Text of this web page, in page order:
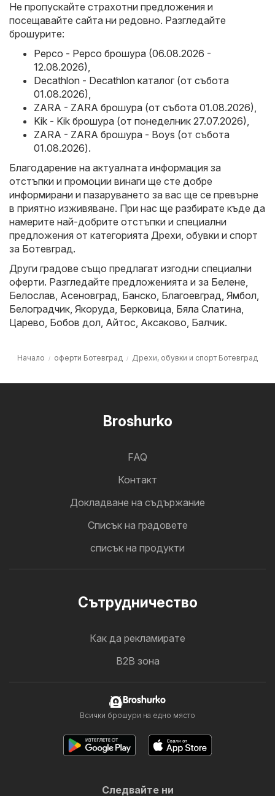
Не пропускайте страхотни предложения и
посещавайте сайта ни редовно. Разгледайте
брошурите:
Pepco - Pepco брошура (06.08.2026 -
12.08.2026),
Decathlon - Decathlon каталог (от събота
01.08.2026),
ZARA - ZARA брошура (от събота 01.08.2026),
Kik - Kik брошура (от понеделник 27.07.2026),
ZARA - ZARA брошура - Boys (от събота
01.08.2026).
Благодарение на актуалната информация за
отстъпки и промоции винаги ще сте добре
информирани и пазаруването за вас ще се превърне
в приятно изживяване. При нас ще разбирате къде да
намерите най-добрите отстъпки и специални
предложения от категорията Дрехи, обувки и спорт
за Ботевград.
Други градове също предлагат изгодни специални
оферти. Разгледайте предложенията и за Белене,
Белослав, Асеновград, Банско, Благоевград, Ямбол,
Белоградчик, Якоруда, Берковица, Бяла Слатина,
Царево, Бобов дол, Айтос, Аксаково, Балчик.
Начало оферти Ботевград Дрехи, обувки и спорт Ботевград
Broshurko
FAQ
Контакт
Докладване на съдържание
Cписък на градовете
списък на продукти
Cътрудничество
Как да рекламирате
B2B зона
Broshurko
Всички брошури на едно място
Следвайте ни